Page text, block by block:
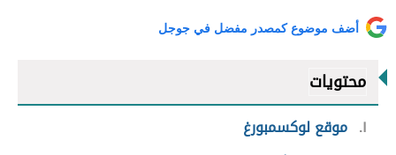
أضف موضوع كمصدر مفضل في جوجل
محتويات
١ موقع لوكسمبورغ